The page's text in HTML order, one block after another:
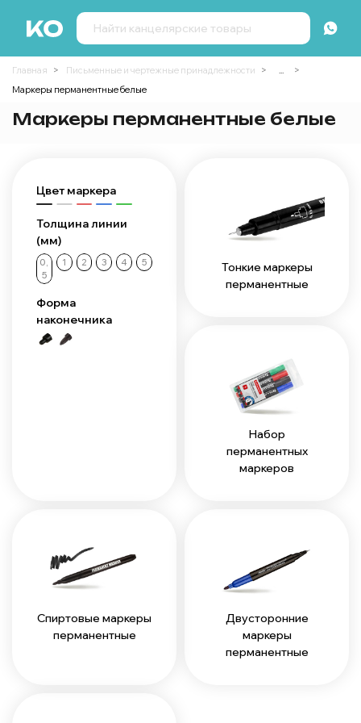
Главная Письменные и чертежные принадлежности
...
Маркеры перманентные белые
Маркеры перманентные белые
Цвет маркера
Толщина линии
(мм)
0,
5
1 2 3 4 5
Форма
наконечника
Тонкие маркеры
перманентные
Набор
перманентных
маркеров
Спиртовые маркеры
перманентные
Двусторонние
маркеры
перманентные